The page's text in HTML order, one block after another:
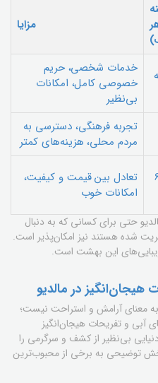
مزایا
خدمات شخصی، حریم
خصوصی کامل، امکانات
بی‌نظیر
تجربه فرهنگی، دسترسی به
مردم محلی، هزینه‌های کمتر
تعادل بین قیمت و کیفیت،
امکانات خوب
حتی برای کسانی که به دنبال
شده هستند نیز امکان‌پذیر است.
زیبایی‌های این بهشت است.
در مالدیو
به معنای آرامش و استراحت نیست؛
آبی و تفریحات هیجان‌انگیز
بی‌نظیر از کشف و سرگرمی را
بخش توضیحی به برخی از محبوب‌ترین